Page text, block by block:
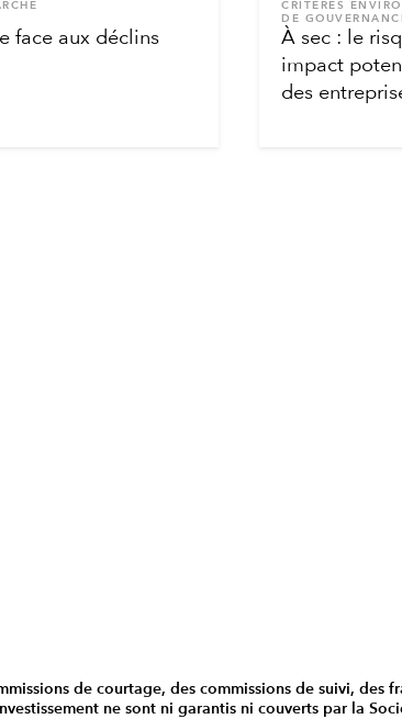
face aux déclins
CRITÈRES
DE
À sec : le
impact
des
de courtage, des commissions de suivi, des
ne sont ni garantis ni couverts par la